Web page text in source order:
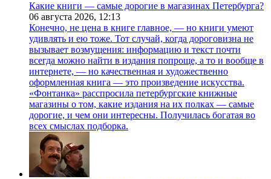
Какие книги — самые дорогие в магазинах Петербурга?
06 августа 2026, 12:13
Конечно, не цена в книге главное, — но книги умеют
удивлять и ею тоже. Тот случай, когда дороговизна не
вызывает возмущения: информацию и текст почти
всегда можно найти в издания попроще, а то и вообще в
интернете, — но качественная и художественно
оформленная книга — это произведение искусства.
«Фонтанка» расспросила петербургские книжные
магазины о том, какие издания на их полках — самые
дорогие, и чем они интересны. Получилась богатая во
всех смыслах подборка.